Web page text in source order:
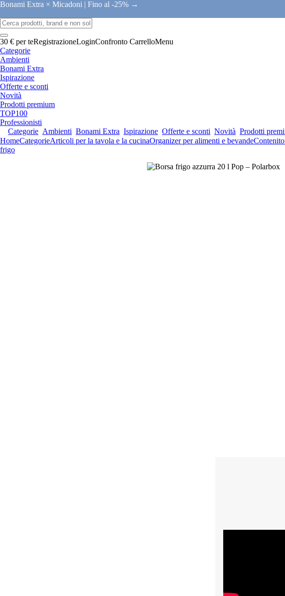
Bonami Extra × Micadoni | Fino al -25% →
30 € per teRegistrazioneLoginConfronto CarrelloMenu
Categorie
Ambienti
Bonami Extra
Ispirazione
Offerte e sconti
Novità
Prodotti premium
TOP100
Professionisti
Categorie Ambienti Bonami Extra Ispirazione Offerte e sconti Novità Prodotti
HomeCategorieArticoli per la tavola e la cucinaOrganizer per alimenti e bevande
frigo